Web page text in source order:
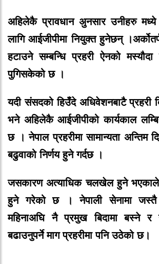
अहिलेकै प्रावधान अुनसार उनीहरु मध्ये
लागि आईजीपीमा नियुक्त हुनेछन् ।
हटाउने सम्बन्धि प्रहरी ऐनको मस्यौदा
पुगिसकेको छ ।
यदी संसदको हिउँदे अधिवेशनबाटै प्रहरी
भने अहिलेकै आईजीपीकोकार्यकाल
छ
। नेपाल प्रहरीमा सामान्यता अन्तिम
बढुवाको निर्णय हुने गर्दछ ।
जसकारण अत्याधिक चलखेल हुने भएकाले
हुने
गरेको छ । नेपाली सेनामा जस्तै
महिनाअघि
नै प्रमुख बिदामा बस्ने र
बढाउनुपर्ने माग प्रहरीमा पनिउठेकोछ।